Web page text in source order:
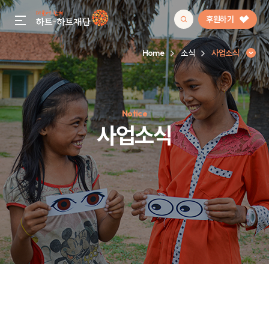
gnb menu open 후원하기
인기 키워드
#정기후원#하트플레이스#캠페인#팬덤후원
Home 소식 사업소식
Notice
사업소식
사업소식